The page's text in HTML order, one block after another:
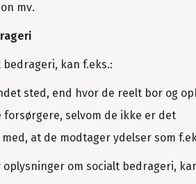
mv.
kan f.eks.:
sted, end hvor de reelt bor og
forsørgere, selvom de ikke er det
at de modtager ydelser som
om socialt bedrageri,